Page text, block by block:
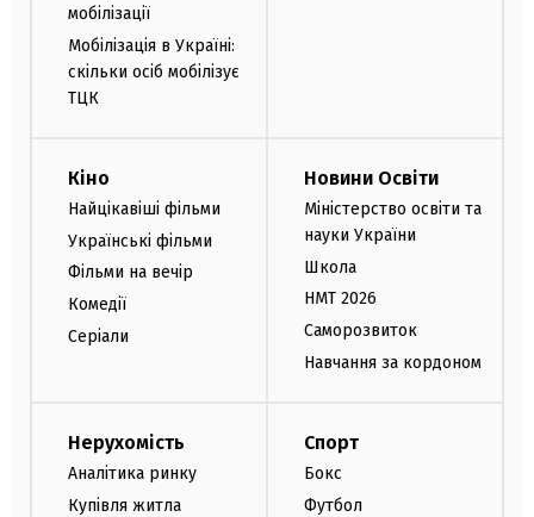
мобілізації
Мобілізація в Україні:
скільки осіб мобілізує
ТЦК
Кіно
Найцікавіші фільми
Українські фільми
Фільми на вечір
Комедії
Серіали
Новини Освіти
Міністерство освіти та
науки України
Школа
НМТ 2026
Саморозвиток
Навчання за кордоном
Нерухомість
Аналітика ринку
Купівля житла
Спорт
Бокс
Футбол